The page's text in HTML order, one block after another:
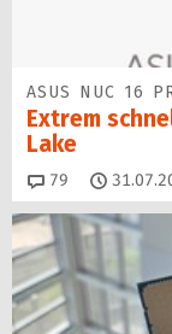
ASUS NUC 16
Extrem
Lake
79 Kommentare